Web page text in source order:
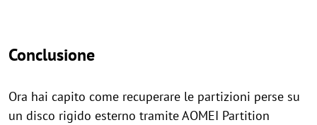
Conclusione
Ora hai capito come recuperare le partizioni perse su
un disco rigido esterno tramite AOMEI Partition